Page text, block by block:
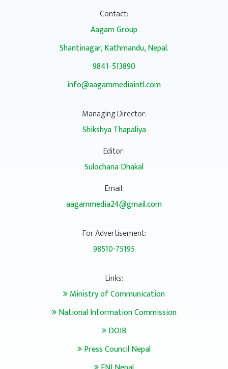
Contact:
Aagam Group
Shantinagar, Kathmandu, Nepal.
9841-513890
info@aagammediaintl.com
Managing Director:
Shikshya Thapaliya
Editor:
Sulochana Dhakal
Email:
aagammedia24@gmail.com
For Advertisement:
98510-75195
Links:
Ministry of Communication
National Information Commission
DOIB
Press Council Nepal